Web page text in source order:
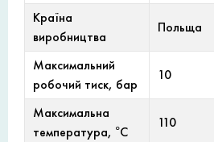
Країна
виробництва
Польща
Максимальний
робочий тиск, бар
10
Максимальна
температура, °С
110